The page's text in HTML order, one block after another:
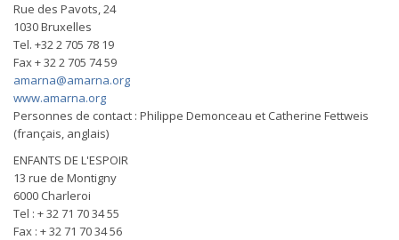
Rue des Pavots, 24
1030 Bruxelles
Tel. +32 2 705 78 19
Fax + 32 2 705 74 59
amarna@amarna.org
www.amarna.org
Personnes de contact : Philippe Demonceau et Catherine Fettweis
(français, anglais)
ENFANTS DE L'ESPOIR
13 rue de Montigny
6000 Charleroi
Tel : + 32 71 70 34 55
Fax : + 32 71 70 34 56